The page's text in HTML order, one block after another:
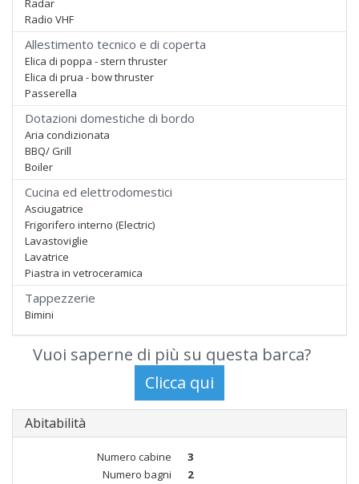
Radar
Radio VHF
Allestimento tecnico e di coperta
Elica di poppa - stern thruster
Elica di prua - bow thruster
Passerella
Dotazioni domestiche di bordo
Aria condizionata
BBQ/ Grill
Boiler
Cucina ed elettrodomestici
Asciugatrice
Frigorifero interno (Electric)
Lavastoviglie
Lavatrice
Piastra in vetroceramica
Tappezzerie
Bimini
Vuoi saperne di più su questa barca?
Abitabilità
Numero cabine
3
Numero bagni
2